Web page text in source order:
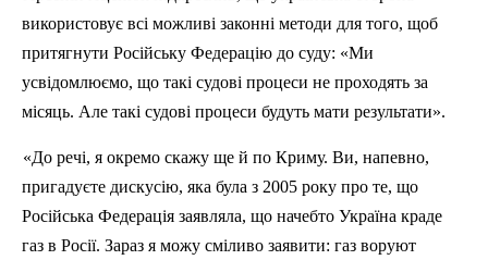
використовує всі можливі законні методи для того, щоб
притягнути Російську Федерацію до суду: «Ми
усвідомлюємо, що такі судові процеси не проходять за
місяць. Але такі судові процеси будуть мати результати».
«До речі, я окремо скажу ще й по Криму. Ви, напевно,
пригадуєте дискусію, яка була з 2005 року про те, що
Російська Федерація заявляла, що начебто Україна краде
газ в Росії. Зараз я можу сміливо заявити: газ воруют